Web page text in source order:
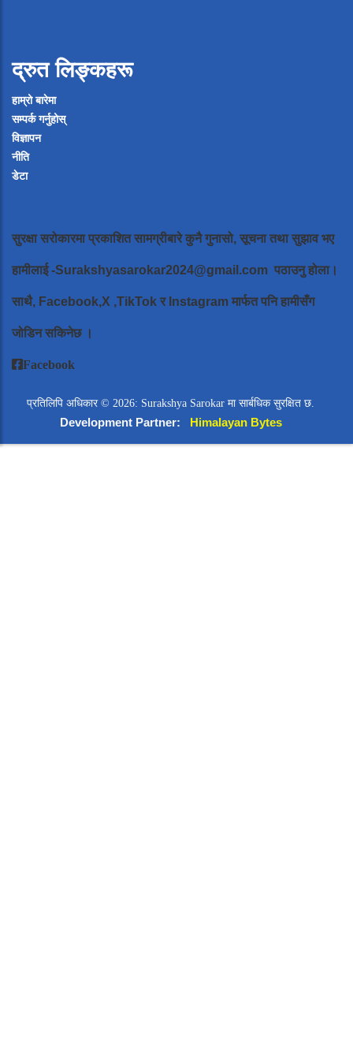
द्रुत लिङ्कहरू
हाम्रो बारेमा
सम्पर्क गर्नुहोस्
विज्ञापन
नीति
डेटा
सुरक्षा सरोकारमा प्रकाशित सामग्रीबारे कुनै गुनासो, सूचना तथा सुझाव भए
हामीलाई-Surakshyasarokar2024@gmail.com पठाउनु होला।
साथै, Facebook,X ,TikTok र Instagram मार्फत पनि हामीसँग
जोडिन सकिनेछ ।
Facebook
प्रतिलिपि अधिकार © 2026: Surakshya Sarokar मा सार्बधिक सुरक्षित छ.
Development Partner: Himalayan Bytes